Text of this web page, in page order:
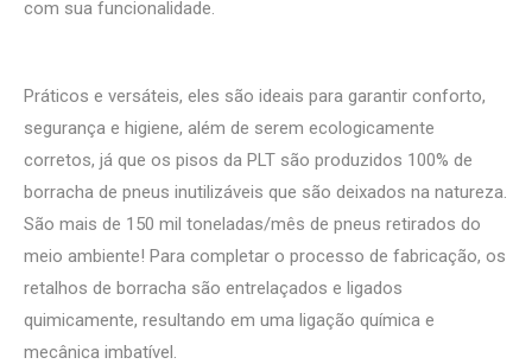
com sua funcionalidade.
Práticos e versáteis, eles são ideais para garantir conforto,
segurança e higiene, além de serem ecologicamente
corretos, já que os pisos da PLT são produzidos 100% de
borracha de pneus inutilizáveis que são deixados na natureza.
São mais de 150 mil toneladas/mês de pneus retirados do
meio ambiente! Para completar o processo de fabricação, os
retalhos de borracha são entrelaçados e ligados
quimicamente, resultando em uma ligação química e
mecânica imbatível.